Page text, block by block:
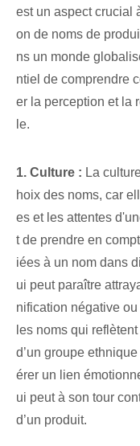
est un aspect crucial
on de noms de
ns un monde
ntiel de comprendre
er la perception et la
le.
1. Culture : La
hoix des noms, car
es et les attentes
t de prendre en
iées à un nom dans
ui peut paraître
nification négative
les noms qui
d’un groupe
érer un lien
ui peut à son tour
d’un produit.